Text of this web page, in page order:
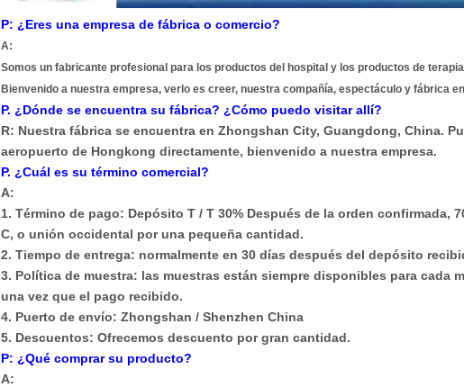
P: ¿Eres una empresa de fábrica o comercio?
A:
Somos un fabricante profesional para los productos del hospital y los productos de
Bienvenido a nuestra empresa, verlo es creer, nuestra compañía, espectáculo y fábrica
P. ¿Dónde se encuentra su fábrica? ¿Cómo puedo visitar allí?
R: Nuestra fábrica se encuentra en Zhongshan City, Guangdong, China.
aeropuerto de Hongkong directamente, bienvenido a nuestra empresa.
P. ¿Cuál es su término comercial?
A:
1. Término de pago: Depósito T / T 30% Después de la orden confirmada,
C, o unión occidental por una pequeña cantidad.
2. Tiempo de entrega: normalmente en 30 días después del depósito
3. Política de muestra: las muestras están siempre disponibles para cada
una vez que el pago recibido.
4. Puerto de envío: Zhongshan / Shenzhen China
5. Descuentos: Ofrecemos descuento por gran cantidad.
P: ¿Qué comprar su producto?
A: